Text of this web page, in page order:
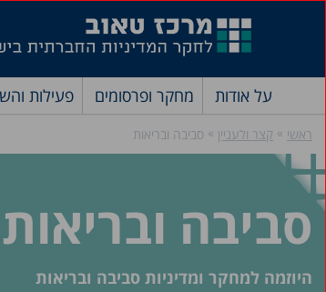
על אודות מחקר ופרסומים פעילות
ראשי » קצר ולעניין » סביבה ובריאות
סביבה ובריאות
היוזמה למחקר ומדיניות סביבה ובריאות